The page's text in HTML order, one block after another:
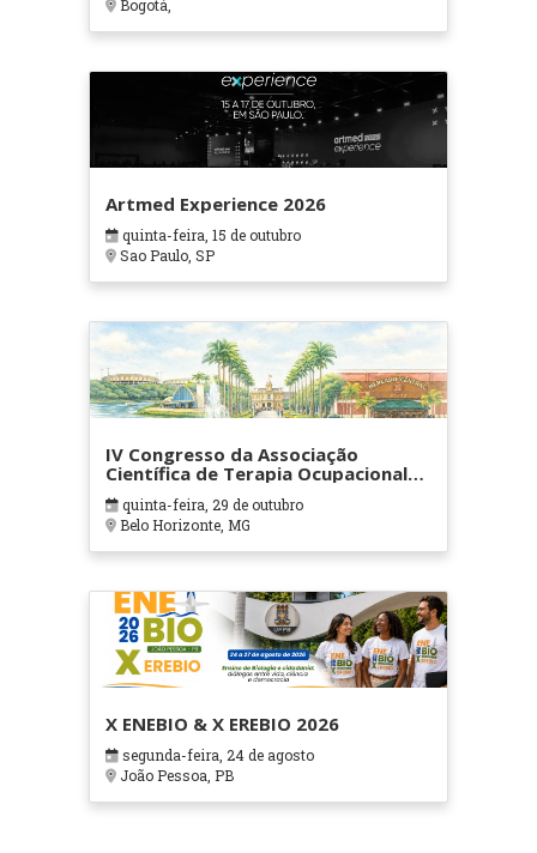
Bogotá,
Artmed Experience 2026
quinta-feira, 15 de outubro
Sao Paulo, SP
IV Congresso da Associação
Científica de Terapia Ocupacional
em Contextos Hospitalares e
Cuidados Paliativos - ATOHOSP
quinta-feira, 29 de outubro
Belo Horizonte, MG
X ENEBIO & X EREBIO 2026
segunda-feira, 24 de agosto
João Pessoa, PB